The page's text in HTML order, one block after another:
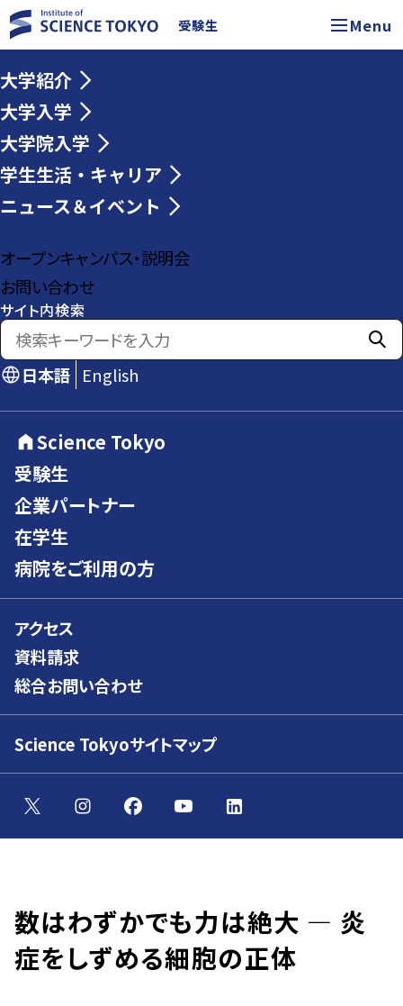
受験生 Menu
大学紹介
大学入学
大学院入学
学生生活・キャリア
ニュース＆イベント
オープンキャンパス・説明会
お問い合わせ
サイト内検索
日本語 English
Science Tokyo
受験生
企業パートナー
在学生
病院をご利用の方
アクセス
資料請求
総合お問い合わせ
Science Tokyoサイトマップ
数はわずかでも力は絶大 ― 炎
症をしずめる細胞の正体